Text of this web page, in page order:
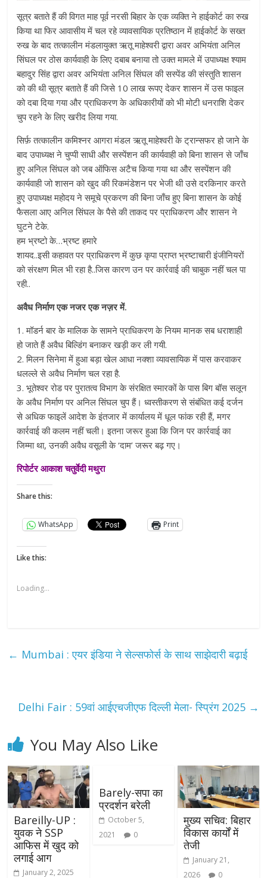
सूत्र बताते हैं की विगत माह पूर्व नरसी बिहार के एक व्यक्ति ने हाईकोर्ट का रुख
किया था फिर आवासीय में चल रहे व्यावसायिक प्रतिष्ठान में हाईकोर्ट के सख्त
रुख के बाद तत्कालीन मंडलायुक्त ऋतू माहेश्वरी द्वारा अवर अभियंता अनिल
सिंघल पर ठोस कार्यवाही के लिए दबाब बनाया तो उक्त मामले में उपाध्यक्ष श्याम
बहादुर सिंह द्वारा अवर अभियंता अनिल सिंघल की सस्पेंड की संस्तुति शासन
को की थी सूत्र बताते हैं की जिसे 10 लाख रूपए देकर शासन में उस फाइल
को दबा दिया गया और प्राधिकरण के अधिकारीयों को भी मोटी धनराशि देकर
चुप रहने के लिए खरीद लिया गया.
सिर्फ़ तत्कालीन कमिश्नर आगरा मंडल ऋतू माहेश्वरी के ट्रान्सफर हो जाने के
बाद उपाध्यक्ष ने चुप्पी साधी और सस्पेंशन की कार्यवाही को बिना शासन से जाँच
हुए अनिल सिंघल को जब ऑफिस अटैच किया गया था और सस्पेंशन की
कार्यवाही जो शासन को खुद की रिकमंडेशन पर भेजी थी उसे दरकिनार करते
हुए उपाध्यक्ष महोदय ने समूचे प्रकरण की बिना जाँच हुए बिना शासन के कोई
फैसला आए अनिल सिंघल के पैसे की ताकद पर प्राधिकरण और शासन ने
घुटने टेके.
हम भ्रष्टो के…भ्रष्ट हमारे
शायद..इसी कहावत पर प्राधिकरण में कुछ कृपा प्राप्त भ्रष्टाचारी इंजीनियरों
को संरक्षण मिल भी रहा है..जिस कारण उन पर कार्रवाई की चाबुक नहीं चल पा
रही..
अवैध निर्माण एक नजर एक नज़र में.
1. मॉडर्न बार के मालिक के सामने प्राधिकरण के नियम मानक सब धराशाही
हो जाते हैं अवैध बिल्डिंग बनाकर खड़ी कर ली गयी.
2. ⁠मिलन सिनेमा में हुआ बड़ा खेल आधा नक्शा व्यावसायिक में पास करवाकर
धलल्ले से अवैध निर्माण चल रहा है.
3. भूतेश्वर रोड पर पुरातत्व विभाग के संरक्षित स्मारकों के पास बिग बॉस सलून
के अवैध निर्माण पर अनिल सिंघल चुप हैं। ध्वस्तीकरण से संबंधित कई दर्जन
से अधिक फाइलें आदेश के इंतजार में कार्यालय में धूल फांक रही हैं, मगर
कार्रवाई की कलम नहीं चली। इतना जरूर हुआ कि जिन पर कार्रवाई का
जिम्मा था, उनकी अवैध वसूली के ‘दाम’ जरूर बढ़ गए।
रिपोर्टरआकाश चतुर्वेदीमथुरा
Share this:
WhatsApp Print
Like this:
Loading...
← Mumbai : एयर इंडिया ने सेल्सफोर्स के साथ साझेदारी बढ़ाई
Delhi Fair : 59वां आईएचजीएफ दिल्ली मेला- स्प्रिंग 2025 →
You May Also Like
Bareilly-UP :
युवक ने SSP
आफिस में खुद को
लगाई आग
January 2, 2025
Barely-सपा का
प्रदर्शन बरेली
October 5,
2021
0
मुख्य सचिव: बिहार
विकास कार्यों में
तेजी
January 21,
2026
0